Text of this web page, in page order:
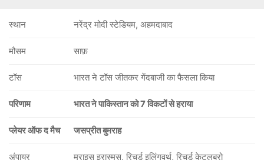
स्थान नरेंद्र मोदी स्टेडियम, अहमदाबाद
मौसम साफ़
टॉस भारत ने टॉस जीतकर गेंदबाजी का फैसला किया
परिणाम भारत ने पाकिस्तान को 7 विकटों से हराया
प्लेयर ऑफ द मैच जसप्रीत बुमराह
अंपायर मराइस इरास्मस, रिचर्ड इलिंगवर्थ, रिचर्ड केटलबरो